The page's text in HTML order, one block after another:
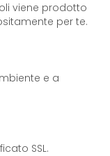
viene prodotto
per te.
e a
SSL.